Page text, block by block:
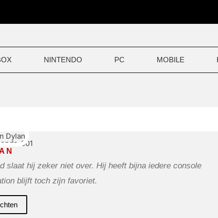
NINTENDO PC MOBILE
slaat hij zeker niet over. Hij heeft bijna iedere console
blijft toch zijn favoriet.